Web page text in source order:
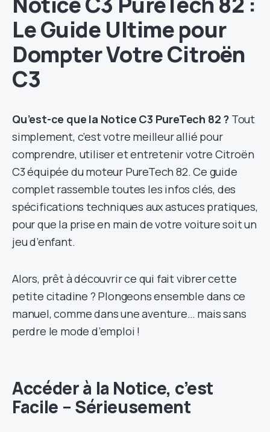
Le Guide Ultime pour
Dompter Votre Citroën
C3
Qu’est-ce que la Notice C3 PureTech 82 ? Tout
simplement, c’est votre meilleur allié pour
comprendre, utiliser et entretenir votre Citroën
C3 équipée du moteur PureTech 82. Ce guide
complet rassemble toutes les infos clés, des
spécifications techniques aux astuces pratiques,
pour que la prise en main de votre voiture soit un
jeu d’enfant.
Alors, prêt à découvrir ce qui fait vibrer cette
petite citadine ? Plongeons ensemble dans ce
manuel, comme dans une aventure… mais sans
perdre le mode d’emploi !
Accéder à la Notice, c’est
Facile – Sérieusement